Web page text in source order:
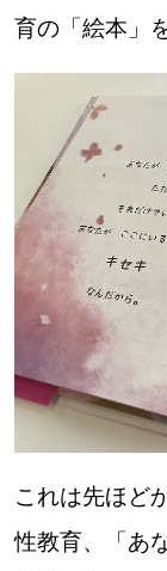
育の「絵本」
これは先ほど
性教育、「あ